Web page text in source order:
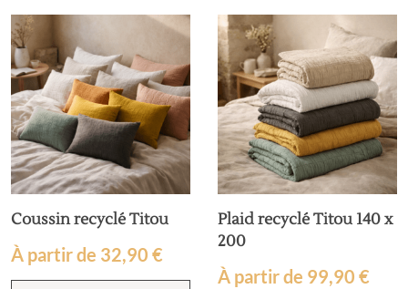
Coussin recyclé Titou
À partir de 32,90 €
Plaid recyclé Titou 140 x
200
À partir de 99,90 €